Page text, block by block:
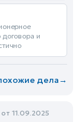
и
дела→
от 11.09.2025